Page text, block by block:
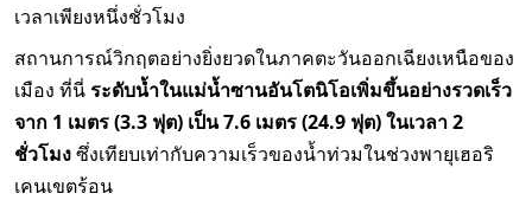
เวลาเพียงหนึ่งชั่วโมง
สถานการณ์วิกฤตอย่างยิ่งยวดในภาคตะวันออกเฉียงเหนือของ
เมือง ที่นี่ระดับน้ำในแม่น้ำซานอันโตนิโอเพิ่มขึ้นอย่างรวดเร็ว
จาก 1 เมตร (3.3 ฟุต) เป็น 7.6 เมตร (24.9 ฟุต) ในเวลา 2
ชั่วโมงซึ่งเทียบเท่ากับความเร็วของน้ำท่วมในช่วงพายุเฮอริ
เคนเขตร้อน